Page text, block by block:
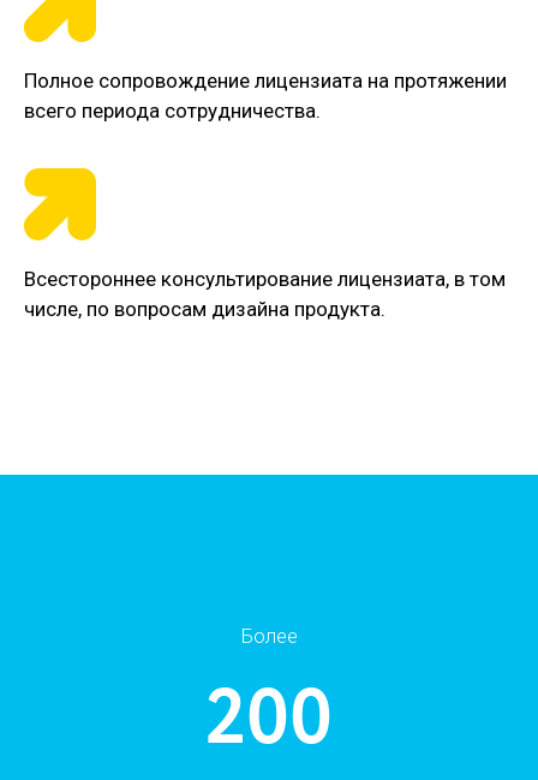
Полное сопровождение лицензиата на протяжении
всего периода сотрудничества.
Всестороннее консультирование лицензиата, в том
числе, по вопросам дизайна продукта.
Более
200